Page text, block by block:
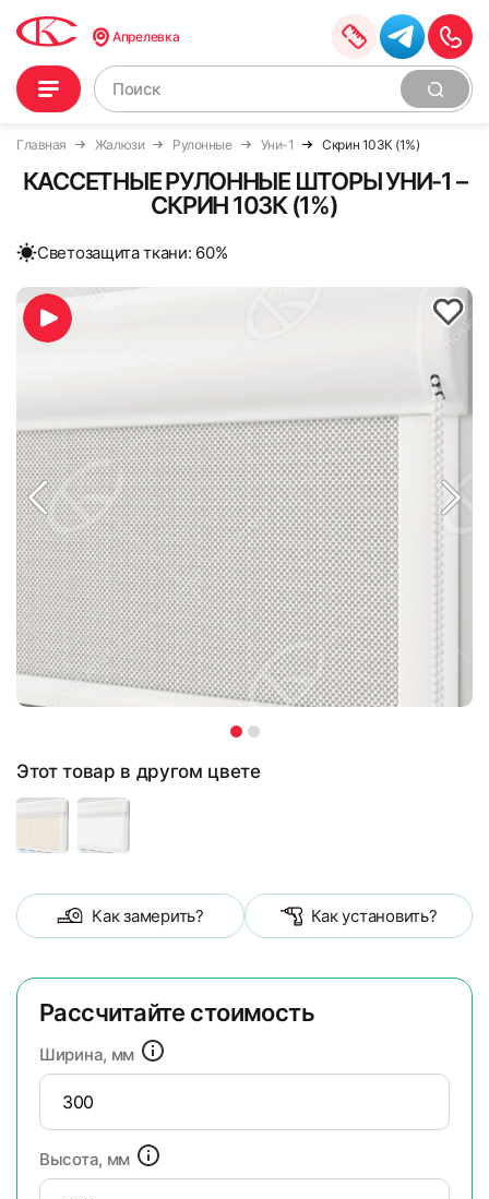
Апрелевка
Главная Жалюзи Рулонные Уни-1 Скрин 103К (1%)
КАССЕТНЫЕ РУЛОННЫЕ ШТОРЫ УНИ-1 –
СКРИН 103К (1%)
Cветозащита ткани: 60%
Этот товар в другом цвете
Как замерить? Как установить?
Рассчитайте стоимость
Ширина, мм
Высота, мм